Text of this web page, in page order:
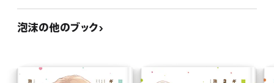
泡沫の他のブック